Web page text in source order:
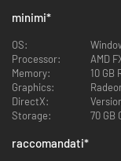
minimi*
OS:
Processor:
AMD
Memory:
10 GB
Graphics:
DirectX:
Storage:
70 GB
raccomandati*